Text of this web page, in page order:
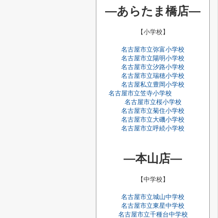
―あらたま橋店―
【小学校】
名古屋市立弥富小学校
名古屋市立陽明小学校
名古屋市立汐路小学校
名古屋市立瑞穂小学校
名古屋私立豊岡小学校
名古屋市立笠寺小学校
名古屋市立桜小学校
名古屋市立菊住小学校
名古屋市立大磯小学校
名古屋市立呼続小学校
―本山店―
【中学校】
名古屋市立城山中学校
名古屋市立東星中学校
名古屋市立千種台中学校